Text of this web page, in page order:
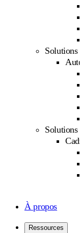
À propos
Ressources